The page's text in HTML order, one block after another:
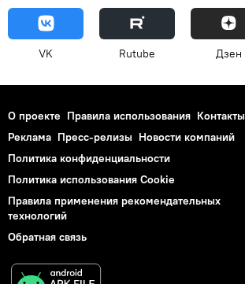
VK Rutube Дзен
О проекте Правила использования Контакты
Реклама Пресс-релизы Новости компаний
Политика конфиденциальности
Политика использования Cookie
Правила применения рекомендательных
технологий
Обратная связь